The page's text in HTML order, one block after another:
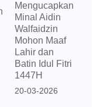
Mengucapkan
Minal Aidin
Walfaidzin
Mohon Maaf
Lahir dan
Batin Idul Fitri
1447H
20-03-2026